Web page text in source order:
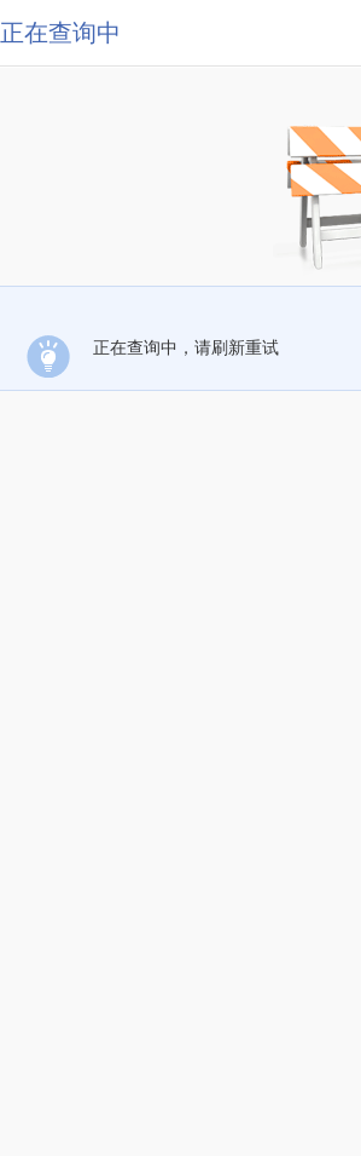
正在查询中
正在查询中，请刷新重试